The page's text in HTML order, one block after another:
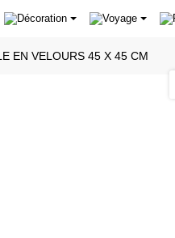
Décoration Voyage
EN VELOURS 45 X 45 CM